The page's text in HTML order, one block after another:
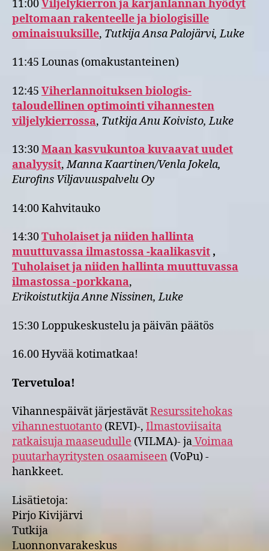
11:00Viljelykierron ja karjanlannan hyödyt
peltomaan rakenteelle ja biologisille
ominaisuuksille, Tutkija Ansa Palojärvi, Luke
11:45 Lounas (omakustanteinen)
12:45 Viherlannoituksen biologis-
taloudellinen optimointi vihannesten
viljelykierrossa, Tutkija Anu Koivisto, Luke
13:30Maan kasvukuntoa kuvaavat uudet
analyysit,Manna Kaartinen/Venla Jokela,
Eurofins Viljavuuspalvelu Oy
14:00 Kahvitauko
14:30Tuholaiset ja niiden hallinta
muuttuvassa ilmastossa -kaalikasvit ,
Tuholaiset ja niiden hallinta muuttuvassa
ilmastossa -porkkana,
Erikoistutkija Anne Nissinen, Luke
15:30 Loppukeskustelu ja päivän päätös
16.00 Hyvää kotimatkaa!
Tervetuloa!
Vihannespäivät järjestävätResurssitehokas
vihannestuotanto (REVI)-, Ilmastoviisaita
ratkaisuja maaseudulle (VILMA)- jaVoimaa
puutarhayritysten osaamiseen (VoPu) -
hankkeet.
Lisätietoja:
Pirjo Kivijärvi
Tutkija
Luonnonvarakeskus